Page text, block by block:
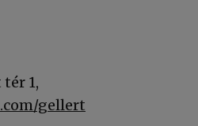
1,
gellert